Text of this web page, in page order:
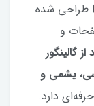
طراحی شده
و
گالینگور
یشمی و
دارد.